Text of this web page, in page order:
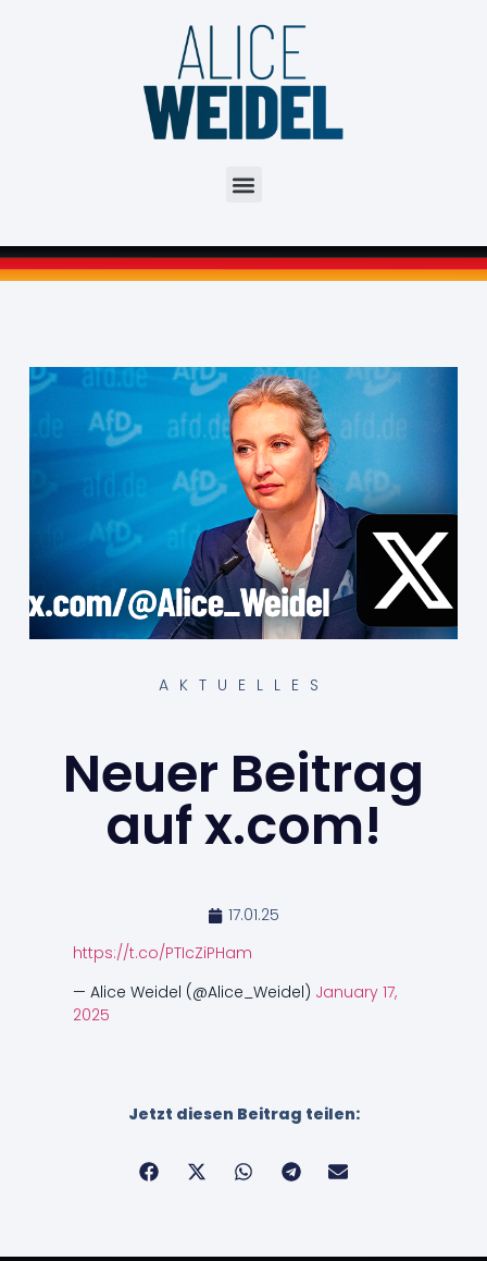
AKTUELLES
Neuer Beitrag
auf x.com!
17.01.25
https://t.co/PTIcZiPHam
— Alice Weidel (@Alice_Weidel) January 17,
2025
Jetzt diesen Beitrag teilen: